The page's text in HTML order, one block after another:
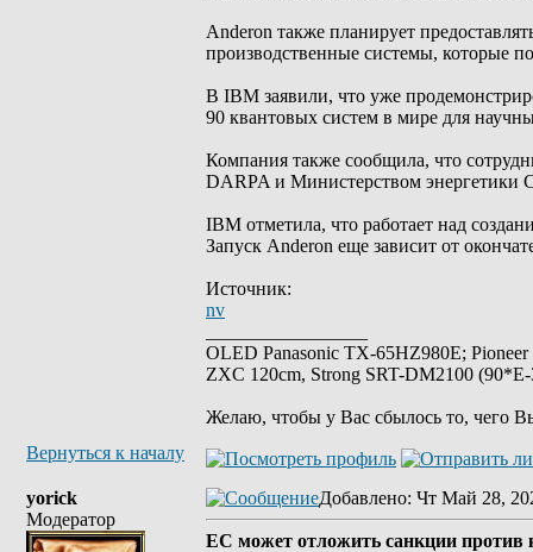
Anderon также планирует
производственные системы, которые
В IBM заявили, что уже
90 квантовых систем в мире для
Компания также сообщила, что
DARPA и Министерством
IBM отметила, что работает над
Запуск Anderon еще зависит от
Источник:
nv
OLED Panasonic TX-65HZ980E;
ZXC 120cm, Strong SRT-DM2100
Желаю, чтобы у Вас сбылось то, чего
Вернуться к началу
yorick
Модератор
Добавлено: Чт Май 28,
ЕС может отложить санкции против